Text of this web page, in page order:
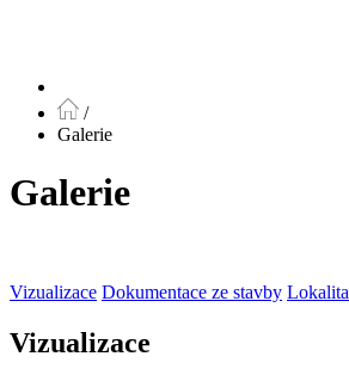
/
Galerie
Galerie
Vizualizace Dokumentace ze stavby Lokalita
Vizualizace